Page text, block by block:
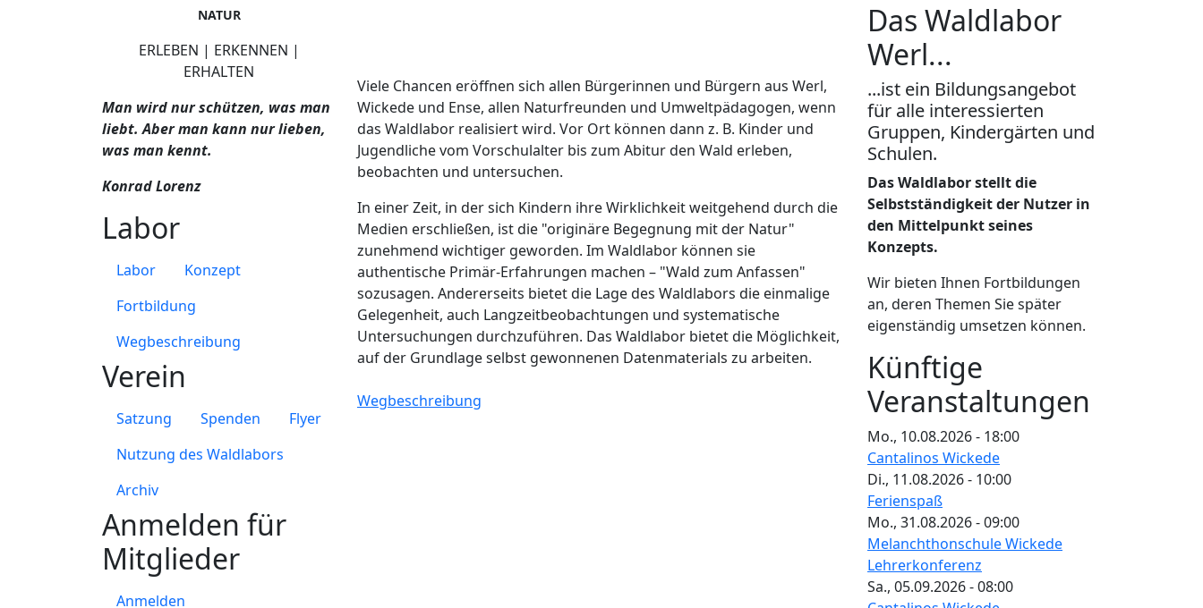
Viele Chancen eröffnen sich allen Bürgerinnen und Bürgern aus Werl,
Wickede und Ense, allen Naturfreunden und Umweltpädagogen, wenn
das Waldlabor realisiert wird. Vor Ort können dann z. B. Kinder und
Jugendliche vom Vorschulalter bis zum Abitur den Wald erleben,
beobachten und untersuchen.
In einer Zeit, in der sich Kindern ihre Wirklichkeit weitgehend durch die
Medien erschließen, ist die "originäre Begegnung mit der Natur"
zunehmend wichtiger geworden. Im Waldlabor können sie
authentische Primär-Erfahrungen machen – "Wald zum Anfassen"
sozusagen. Andererseits bietet die Lage des Waldlabors die einmalige
Gelegenheit, auch Langzeitbeobachtungen und systematische
Untersuchungen durchzuführen. Das Waldlabor bietet die Möglichkeit,
auf der Grundlage selbst gewonnenen Datenmaterials zu arbeiten.
Wegbeschreibung
NATUR
ERLEBEN | ERKENNEN |
ERHALTEN
Man wird nur schützen, was man
liebt. Aber man kann nur lieben,
was man kennt.
Konrad Lorenz
Labor
Labor
Konzept
Fortbildung
Wegbeschreibung
Verein
Satzung Spenden
Flyer
Nutzung des Waldlabors
Archiv
Anmelden für
Mitglieder
Anmelden
Das Waldlabor
Werl...
...ist ein Bildungsangebot
für alle interessierten
Gruppen, Kindergärten und
Schulen.
Das Waldlabor stellt die
Selbstständigkeit der Nutzer in
den Mittelpunkt seines
Konzepts.
Wir bieten Ihnen Fortbildungen
an, deren Themen Sie später
eigenständig umsetzen können.
Künftige
Veranstaltungen
Mo., 10.08.2026 - 18:00
Cantalinos Wickede
Di., 11.08.2026 - 10:00
Ferienspaß
Mo., 31.08.2026 - 09:00
Melanchthonschule Wickede
Lehrerkonferenz
Sa., 05.09.2026 - 08:00